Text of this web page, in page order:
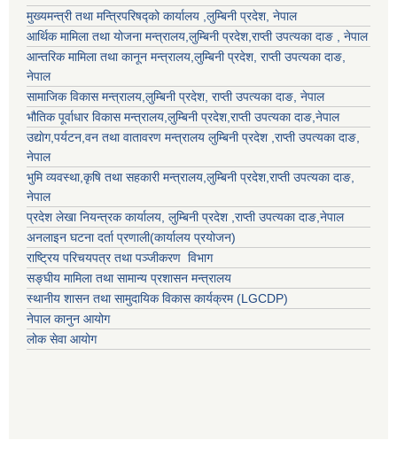
मुख्यमन्त्री तथा मन्त्रिपरिषद्को कार्यालय ,लुम्बिनी प्रदेश, नेपाल
आर्थिक मामिला तथा योजना मन्त्रालय,लुम्बिनी प्रदेश,राप्ती उपत्यका दाङ , नेपाल
आन्तरिक मामिला तथा कानून मन्त्रालय,लुम्बिनी प्रदेश, राप्ती उपत्यका दाङ,
नेपाल
सामाजिक विकास मन्त्रालय,लुम्बिनी प्रदेश, राप्ती उपत्यका दाङ, नेपाल
भौतिक पूर्वाधार विकास मन्त्रालय,लुम्बिनी प्रदेश,राप्ती उपत्यका दाङ,नेपाल
उद्याेग,पर्यटन,वन तथा वातावरण मन्त्रालय लुम्बिनी प्रदेश ,राप्ती उपत्यका दाङ,
नेपाल
भुमि व्यवस्था,कृषि तथा सहकारी मन्त्रालय,लुम्बिनी प्रदेश,राप्ती उपत्यका दाङ,
नेपाल
प्रदेश लेखा नियन्त्रक कार्यालय, लुम्बिनी प्रदेश ,राप्ती उपत्यका दाङ,नेपाल
अनलाइन घटना दर्ता प्रणाली(कार्यालय प्रयोजन)
राष्ट्रिय परिचयपत्र तथा पञ्जीकरण विभाग
सङ्घीय मामिला तथा सामान्य प्रशासन मन्त्रालय
स्थानीय शासन तथा सामुदायिक विकास कार्यक्रम (LGCDP)
नेपाल कानुन आयोग
लोक सेवा आयोग